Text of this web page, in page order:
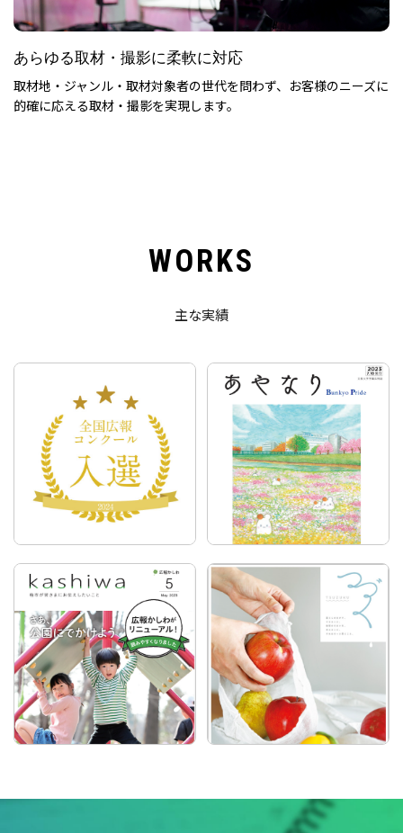
あらゆる取材・撮影に柔軟に対応
取材地・ジャンル・取材対象者の世代を問わず、
お客様のニーズに
的確に応える取材・撮影を実現します。
WORKS
主な実績